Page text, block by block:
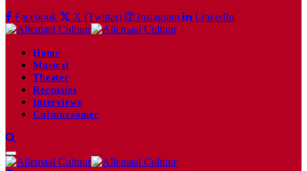
Facebook
X (Twitter) Instagram LinkedIn
Home
Musical
Theater
Recensies
Interviews
Cultuurzomer